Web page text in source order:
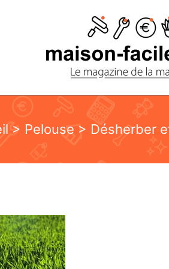
> Pelouse> Désherber